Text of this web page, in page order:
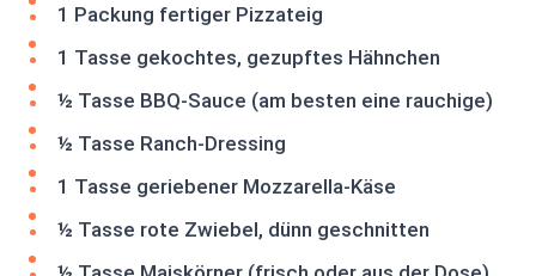
1 Packung fertiger Pizzateig
1 Tasse gekochtes, gezupftes Hähnchen
½ Tasse BBQ-Sauce (am besten eine rauchige)
½ Tasse Ranch-Dressing
1 Tasse geriebener Mozzarella-Käse
½ Tasse rote Zwiebel, dünn geschnitten